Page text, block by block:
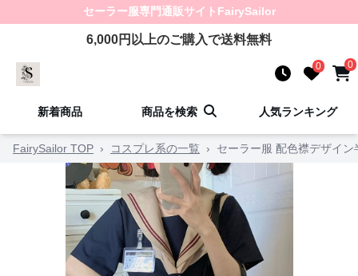
セーラー服専門通販サイト FairySailor
6,000円以上のご購入で送料無料
0 0
新着商品 商品を検索 人気ランキング
FairySailor TOP › コスプレ系の一覧 › セーラー服 配色襟デザイ